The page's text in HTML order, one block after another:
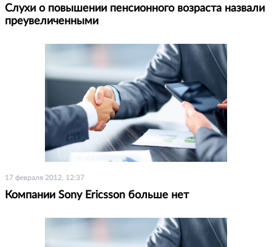
Слухи о повышении пенсионного возраста назвали
преувеличенными
17 февраля 2012, 12:37
Компании Sony Ericsson больше нет